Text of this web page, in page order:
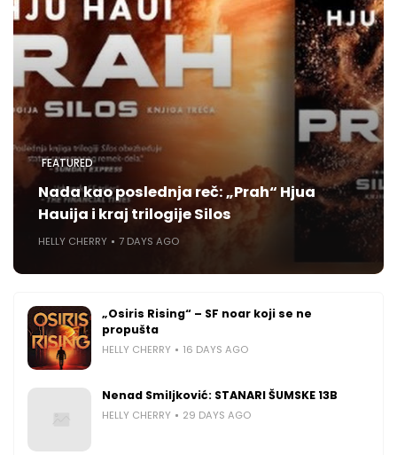
FEATURED
Nada kao poslednja reč: „Prah“ Hjua
Hauija i kraj trilogije Silos
HELLY CHERRY 7 DAYS AGO
„Osiris Rising“ – SF noar koji se ne
propušta
HELLY CHERRY 16 DAYS AGO
Nenad Smiljković: STANARI ŠUMSKE 13B
HELLY CHERRY 29 DAYS AGO